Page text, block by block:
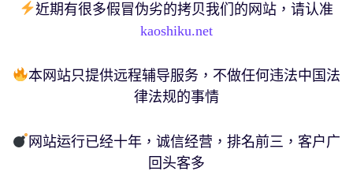
近期有很多假冒伪劣的拷贝我们的网站，请认准
kaoshiku.net
本网站只提供远程辅导服务，不做任何违法中国法
律法规的事情
网站运行已经十年，诚信经营，排名前三，客户广
回头客多